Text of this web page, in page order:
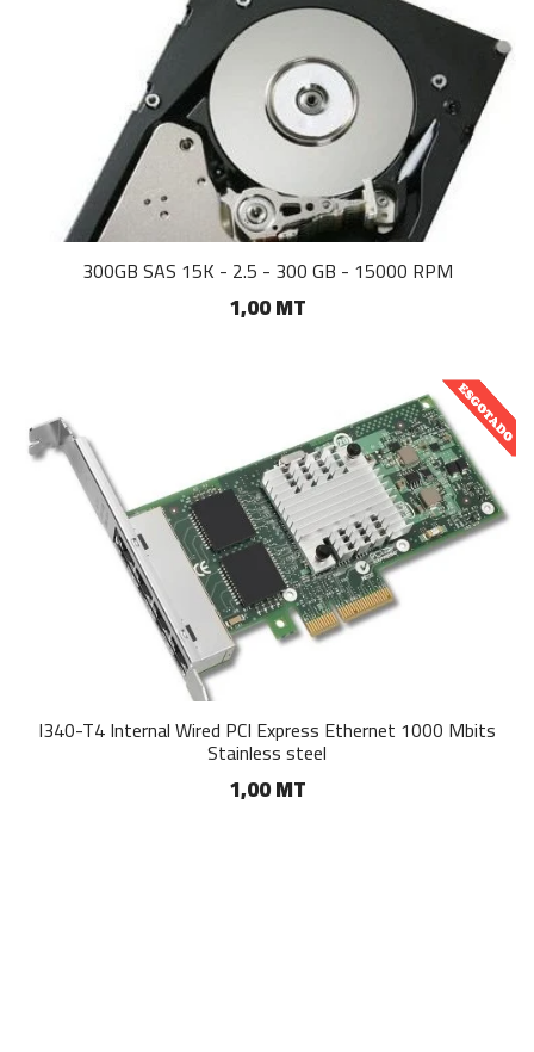
300GB SAS 15K - 2.5 - 300 GB - 15000 RPM
1,00 MT
I340-T4 Internal Wired PCI Express Ethernet 1000 Mbits
Stainless steel
1,00 MT